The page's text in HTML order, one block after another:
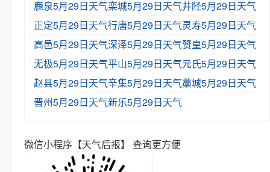
鹿泉5月29日天气栾城5月29日天气井陉5月29日天气
正定5月29日天气行唐5月29日天气灵寿5月29日天气
高邑5月29日天气深泽5月29日天气赞皇5月29日天气
无极5月29日天气平山5月29日天气元氏5月29日天气
赵县5月29日天气辛集5月29日天气藁城5月29日天气
晋州5月29日天气新乐5月29日天气
微信小程序【天气后报】 查询更方便